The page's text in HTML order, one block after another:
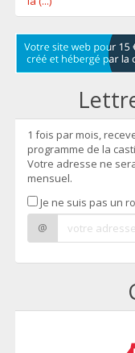
1 fois par mois,
programme de la
Votre adresse ne
mensuel.
Je ne suis pas un
@